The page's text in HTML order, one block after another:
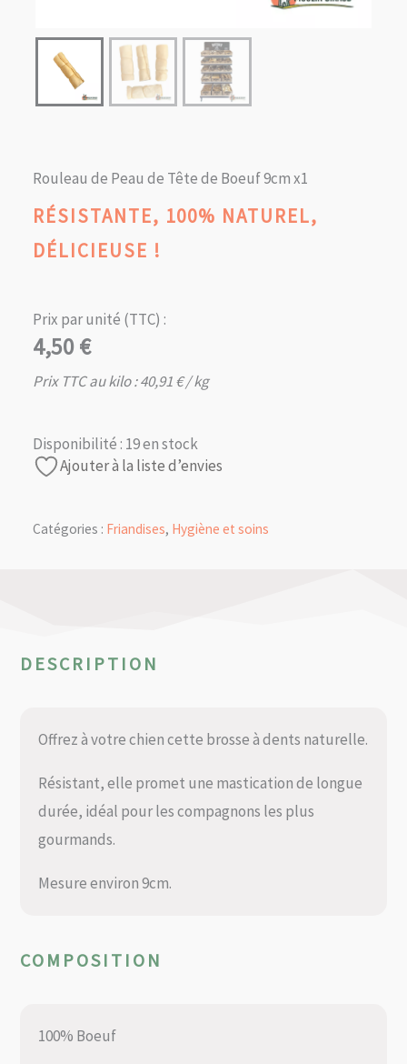
Rouleau de Peau de Tête de Boeuf 9cm x1
RÉSISTANTE, 100% NATUREL,
DÉLICIEUSE !
Prix par unité (TTC) :
4,50€
Prix TTC au kilo :40,91€/ kg
Disponibilité : 19 en stock
Ajouter à la liste d’envies
Catégories : Friandises, Hygiène et soins
DESCRIPTION
Offrez à votre chien cette brosse à dents naturelle.
Résistant, elle promet une mastication de longue
durée, idéal pour les compagnons les plus
gourmands.
Mesure environ 9cm.
COMPOSITION
100% Boeuf